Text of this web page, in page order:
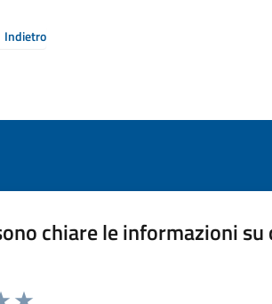
Indietro
chiare le informazioni su
la pagina